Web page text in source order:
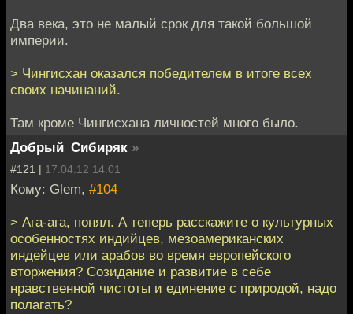
Два века, это не малый срок для такой большой
империи.
> Чингисхан оказался победителем в итоге всех
своих начинаний.
Там кроме Чингисхана личностей много было.
Добрый_Сибиряк »
#121 | 17.04.12 14:01
Кому: Glem, #104
> Ага-ага, понял. А теперь расскажите о культурных
особенностях индийцев, мезоамериканских
индейцев или арабов во время европейского
вторжения? Созидание и развитие в себе
нравственной чистоты и единение с природой, надо
полагать?